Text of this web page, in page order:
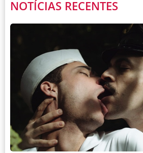
NOTÍCIAS RECENTES